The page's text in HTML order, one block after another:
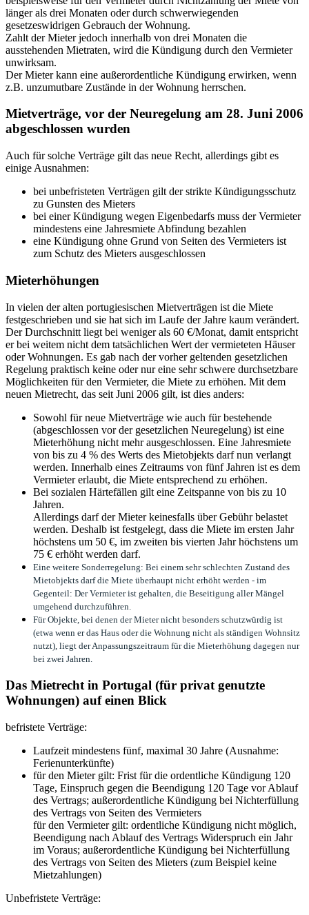
länger als drei Monaten oder durch schwerwiegenden
gesetzeswidrigen Gebrauch der Wohnung.
Zahlt der Mieter jedoch innerhalb von drei Monaten die
ausstehenden Mietraten, wird die Kündigung durch den Vermieter
unwirksam.
Der Mieter kann eine außerordentliche Kündigung erwirken, wenn
z.B. unzumutbare Zustände in der Wohnung herrschen.
Mietverträge, vor der Neuregelung am 28. Juni 2006
abgeschlossen wurden
Auch für solche Verträge gilt das neue Recht, allerdings gibt es
einige Ausnahmen:
bei unbefristeten Verträgen gilt der strikte Kündigungsschutz
zu Gunsten des Mieters
bei einer Kündigung wegen Eigenbedarfs muss der Vermieter
mindestens eine Jahresmiete Abfindung bezahlen
eine Kündigung ohne Grund von Seiten des Vermieters ist
zum Schutz des Mieters ausgeschlossen
Mieterhöhungen
In vielen der alten portugiesischen Mietverträgen ist die Miete
festgeschrieben und sie hat sich im Laufe der Jahre kaum verändert.
Der Durchschnitt liegt bei weniger als 60 €/Monat, damit entspricht
er bei weitem nicht dem tatsächlichen Wert der vermieteten Häuser
oder Wohnungen. Es gab nach der vorher geltenden gesetzlichen
Regelung praktisch keine oder nur eine sehr schwere durchsetzbare
Möglichkeiten für den Vermieter, die Miete zu erhöhen. Mit dem
neuen Mietrecht, das seit Juni 2006 gilt, ist dies anders:
Sowohl für neue Mietverträge wie auch für bestehende
(abgeschlossen vor der gesetzlichen Neuregelung) ist eine
Mieterhöhung nicht mehr ausgeschlossen. Eine Jahresmiete
von bis zu 4 % des Werts des Mietobjekts darf nun verlangt
werden. Innerhalb eines Zeitraums von fünf Jahren ist es dem
Vermieter erlaubt, die Miete entsprechend zu erhöhen.
Bei sozialen Härtefällen gilt eine Zeitspanne von bis zu 10
Jahren.
Allerdings darf der Mieter keinesfalls über Gebühr belastet
werden. Deshalb ist festgelegt, dass die Miete im ersten Jahr
höchstens um 50 €, im zweiten bis vierten Jahr höchstens um
75 € erhöht werden darf.
Eine weitere Sonderregelung: Bei einem sehr schlechten Zustand des
Mietobjekts darf die Miete überhaupt nicht erhöht werden - im
Gegenteil: Der Vermieter ist gehalten, die Beseitigung aller Mängel
umgehend durchzuführen.
Für Objekte, bei denen der Mieter nicht besonders schutzwürdig ist
(etwa wenn er das Haus oder die Wohnung nicht als ständigen Wohnsitz
nutzt), liegt der Anpassungszeitraum für die Mieterhöhung dagegen nur
bei zwei Jahren.
Das Mietrecht in Portugal (für privat genutzte
Wohnungen) auf einen Blick
befristete Verträge:
Laufzeit mindestens fünf, maximal 30 Jahre (Ausnahme:
Ferienunterkünfte)
für den Mieter gilt: Frist für die ordentliche Kündigung 120
Tage, Einspruch gegen die Beendigung 120 Tage vor Ablauf
des Vertrags; außerordentliche Kündigung bei Nichterfüllung
des Vertrags von Seiten des Vermieters
für den Vermieter gilt: ordentliche Kündigung nicht möglich,
Beendigung nach Ablauf des Vertrags Widerspruch ein Jahr
im Voraus; außerordentliche Kündigung bei Nichterfüllung
des Vertrags von Seiten des Mieters (zum Beispiel keine
Mietzahlungen)
Unbefristete Verträge: